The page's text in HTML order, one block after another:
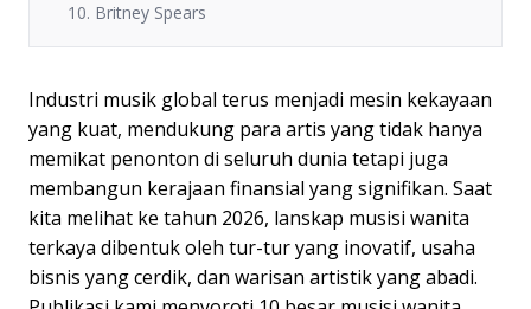
10. Britney Spears
Industri musik global terus menjadi mesin kekayaan
yang kuat, mendukung para artis yang tidak hanya
memikat penonton di seluruh dunia tetapi juga
membangun kerajaan finansial yang signifikan. Saat
kita melihat ke tahun 2026, lanskap musisi wanita
terkaya dibentuk oleh tur-tur yang inovatif, usaha
bisnis yang cerdik, dan warisan artistik yang abadi.